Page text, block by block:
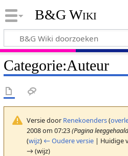
B&G Wiki
Categorie:Auteur
Versie door Renekoenders(
2008 om 07:23(Pagina
(wijz) ← Oudere versie| Huidige
→ (wijz)